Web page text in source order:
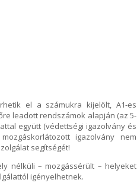
el a számukra kijelölt, A1-es
leadott rendszámok alapján (az 5-
együtt (védettségi igazolvány és
igazolvány nem
segítségét!
nélküli – mozgássérült – helyeket
igényelhetnek.